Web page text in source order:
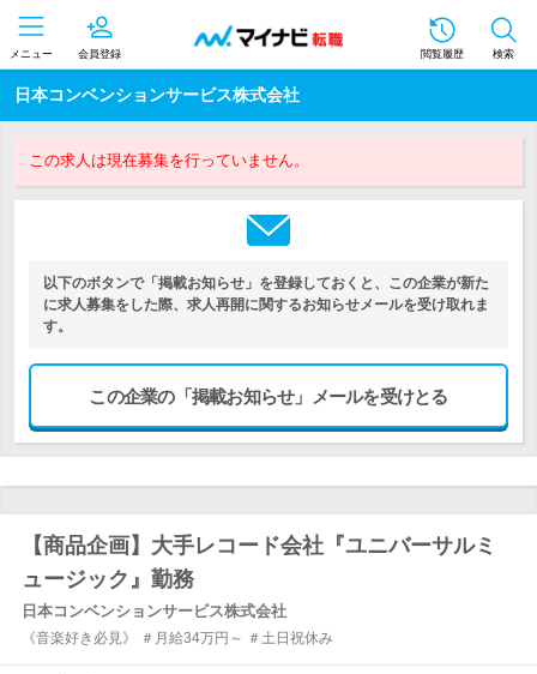
メニュー 会員登録 閲覧履歴 検索
日本コンベンションサービス株式会社
この求人は現在募集を行っていません。
以下のボタンで「掲載お知らせ」を登録しておくと、この企業が新た
に求人募集をした際、求人再開に関するお知らせメールを受け取れま
す。
この企業の「掲載お知らせ」メールを受けとる
【商品企画】大手レコード会社『ユニバーサルミ
ュージック』勤務
日本コンベンションサービス株式会社
《音楽好き必見》 ＃月給34万円～ ＃土日祝休み